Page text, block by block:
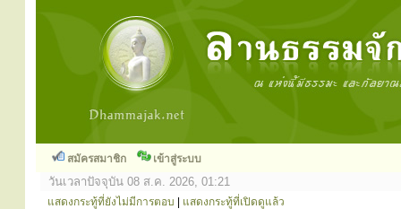
สมัครสมาชิก เข้าสู่ระบบ
วันเวลาปัจจุบัน 08 ส.ค. 2026, 01:21
แสดงกระทู้ที่ยังไม่มีการตอบ แสดงกระทู้ที่เปิดดูแล้ว